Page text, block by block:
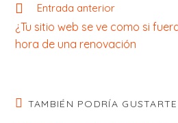
Entrada anterior
¿Tu sitio web se ve como si
hora de una renovación
TAMBIÉN PODRÍA GUSTARTE